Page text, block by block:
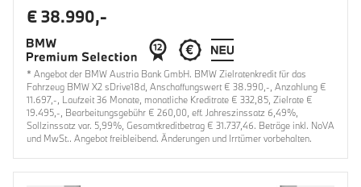
€ 38.990,-
* Angebot der BMW Austria Bank GmbH. BMW Zielratenkredit für das
Fahrzeug BMW X2 sDrive18d, Anschaffungswert € 38.990,-, Anzahlung €
11.697,-, Laufzeit 36 Monate, monatliche Kreditrate € 332,85, Zielrate €
19.495,-, Bearbeitungsgebühr € 260,00, eff. Jahreszinssatz 6,49%,
Sollzinssatz var. 5,99%, Gesamtkreditbetrag € 31.737,46. Beträge inkl. NoVA
und MwSt.. Angebot freibleibend. Änderungen und Irrtümer vorbehalten.